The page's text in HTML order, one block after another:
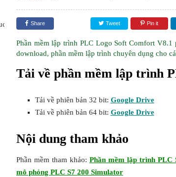
Share Tweet Pin it
Phần mềm lập trình PLC Logo Soft Comfort
download, phần mềm lập trình chuyên dụng cho
Tải về phần mềm lập trình
Tải về phiên bản 32 bit: Google Drive
Tải về phiên bản 64 bit: Google Drive
Nội dung tham khảo
Phần mềm tham khảo: Phần mềm lập trình PLC
mô phỏng PLC S7 200 Simulator